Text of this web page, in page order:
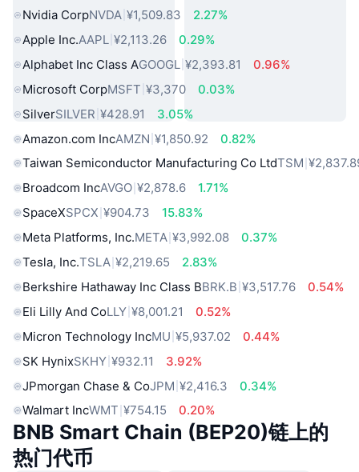
Nvidia CorpNVDA ¥1,509.83
2.27%
Apple Inc.AAPL ¥2,113.26
0.29%
Alphabet Inc Class AGOOGL ¥2,393.81
0.96%
Microsoft CorpMSFT ¥3,370
0.03%
SilverSILVER ¥428.91
3.05%
Amazon.com IncAMZN ¥1,850.92
0.82%
Taiwan Semiconductor Manufacturing Co LtdTSM
Broadcom IncAVGO ¥2,878.6
1.71%
SpaceXSPCX ¥904.73
15.83%
Meta Platforms, Inc.META ¥3,992.08
0.37%
Tesla, Inc.TSLA ¥2,219.65
2.83%
Berkshire Hathaway Inc Class BBRK.B ¥3,517.76
0.54%
Eli Lilly And CoLLY ¥8,001.21
0.52%
Micron Technology IncMU ¥5,937.02
0.44%
SK HynixSKHY ¥932.11
3.92%
JPmorgan Chase & CoJPM ¥2,416.3
0.34%
Walmart IncWMT ¥754.15 0.20%
BNB Smart Chain (BEP20)链上的
热门代币